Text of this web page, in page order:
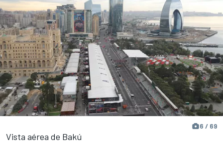
6 / 69
Vista aérea de Bakú